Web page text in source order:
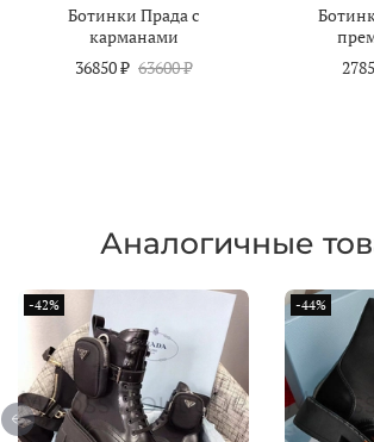
Ботинки Прада с
карманами
36850 ₽ 63600 ₽
Аналогичные
-42% -44%